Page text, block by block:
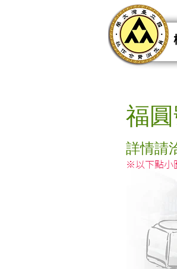
福
詳情請
※以下點小